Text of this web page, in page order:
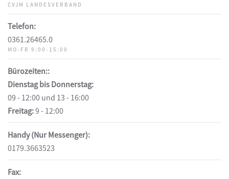
CVJM LANDESVERBAND
Telefon:
0361.26465.0
MO-FR 9:00-15:00
Bürozeiten::
Dienstag bis Donnerstag:
09 - 12:00 und 13 - 16:00
Freitag:9 - 12:00
Handy (Nur Messenger):
0179.3663523
Fax: